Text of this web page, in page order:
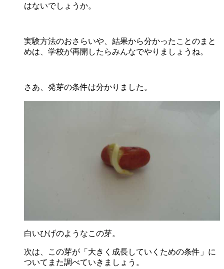
はないでしょうか。
実験方法のおさらいや、結果から分かったことのまと
めは、学校が再開したらみんなでやりましょうね。
さあ、発芽の条件は分かりました。
白いひげのようなこの芽。
次は、この芽が「大きく成長していくための条件」に
ついてまた調べていきましょう。